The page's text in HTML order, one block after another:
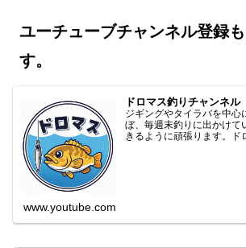
ユーチューブチャンネル登録
す。
ドロマス釣りチャンネル
ジギングやタイラバを中心
ぼ、毎週末釣りに出かけて
きるように頑張ります。ド
www.youtube.com